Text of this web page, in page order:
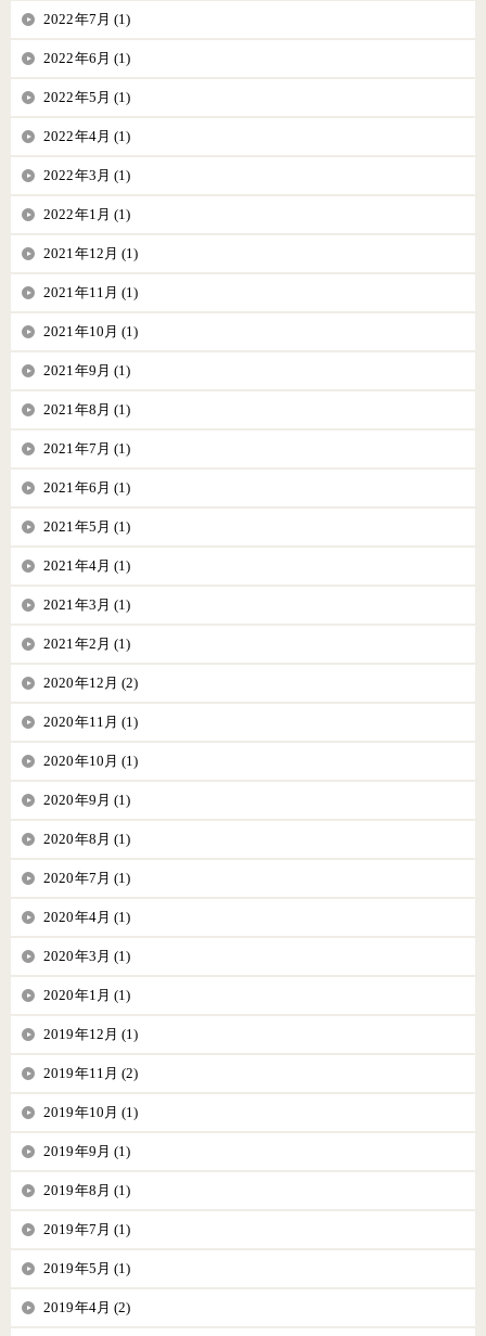
2022年7月 (1)
2022年6月 (1)
2022年5月 (1)
2022年4月 (1)
2022年3月 (1)
2022年1月 (1)
2021年12月 (1)
2021年11月 (1)
2021年10月 (1)
2021年9月 (1)
2021年8月 (1)
2021年7月 (1)
2021年6月 (1)
2021年5月 (1)
2021年4月 (1)
2021年3月 (1)
2021年2月 (1)
2020年12月 (2)
2020年11月 (1)
2020年10月 (1)
2020年9月 (1)
2020年8月 (1)
2020年7月 (1)
2020年4月 (1)
2020年3月 (1)
2020年1月 (1)
2019年12月 (1)
2019年11月 (2)
2019年10月 (1)
2019年9月 (1)
2019年8月 (1)
2019年7月 (1)
2019年5月 (1)
2019年4月 (2)